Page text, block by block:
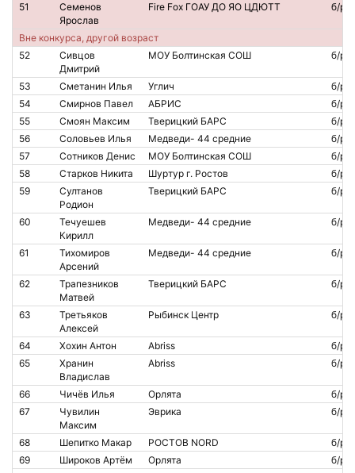
51
Семенов
Ярослав
Fire Fox ГОАУ ДО ЯО ЦДЮТТ б/р
Вне конкурса, другой возраст
52
Сивцов
Дмитрий
МОУ Болтинская СОШ б/р
53 Сметанин Илья Углич
б/р
54
Смирнов Павел АБРИС
б/р
55
Смоян Максим Тверицкий БАРС
б/р
56
Соловьев Илья Медведи- 44 средние
б/р
57
Сотников Денис МОУ Болтинская СОШ
б/р
58
Старков Никита Шуртур г. Ростов
б/р
59
Султанов
Родион
Тверицкий БАРС б/р
60
Течуешев
Кирилл
Медведи- 44 средние б/р
61
Тихомиров
Арсений
Медведи- 44 средние б/р
62
Трапезников
Матвей
Тверицкий БАРС б/р
63
Третьяков
Алексей
Рыбинск Центр б/р
64 Хохин Антон Abriss
б/р
65
Хранин
Владислав
Abriss б/р
66 Чичёв Илья Орлята
б/р
67
Чувилин
Максим
Эврика б/р
68 Шепитко Макар РОСТОВ NORD
б/р
69
Широков Артём Орлята
б/р